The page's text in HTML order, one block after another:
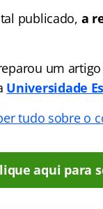
publicado, a
um
Universidade
tudo sobre o
aqui para